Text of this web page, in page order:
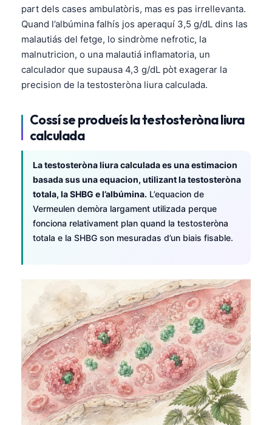
part dels cases ambulatòris, mas es pas irrellevanta.
Quand l’albúmina falhís jos aperaquí 3,5 g/dL dins las
malautiás del fetge, lo sindròme nefrotic, la
malnutricion, o una malautiá inflamatoria, un
calculador que supausa 4,3 g/dL pòt exagerar la
precision de la testosteròna liura calculada.
Cossí se produeís la testosteròna liura
calculada
La testosteròna liura calculada es una estimacion
basada sus una equacion, utilizant la testosteròna
totala, la SHBG e l’albúmina. L’equacion de
Vermeulen demòra largament utilizada perque
fonciona relativament plan quand la testosteròna
totala e la SHBG son mesuradas d’un biais fisable.